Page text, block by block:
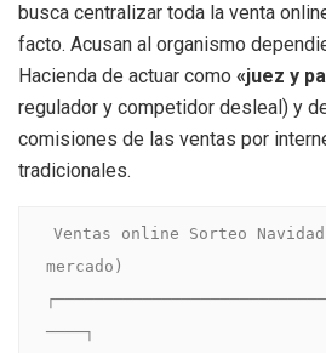
busca centralizar toda la venta
facto. Acusan al organismo
Hacienda de actuar como «juez y
regulador y competidor desleal) y
comisiones de las ventas por
tradicionales.
Ventas online Sorteo
mercado)
────┐